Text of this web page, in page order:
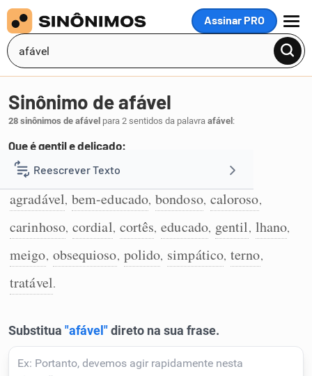
Assinar PRO
MENU
Reescrever Texto
Resumir Texto
Corrigir Texto
Detector de IA
Humanizador de IA
Sinônimo de afável
28 sinônimos de afável para 2 sentidos da palavra afável :
Que é gentil e delicado:
1 afetuoso,amável acolhedor
agradável, bem-educado, bondoso, caloroso,
carinhoso, cordial, cortês, educado, gentil, lhano,
meigo, obsequioso, polido, simpático, terno,
tratável.